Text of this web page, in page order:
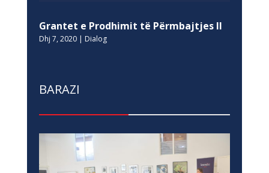
Grantet e Prodhimit të Përmbajtjes II
Dhj 7, 2020| Dialog
BARAZI